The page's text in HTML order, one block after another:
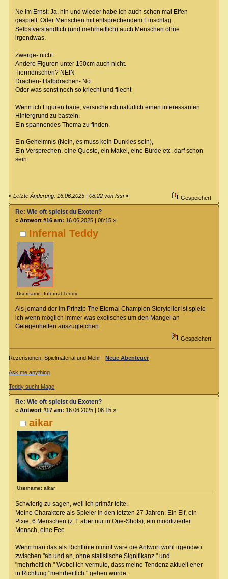
Ne im Ernst: Ja, hin und wieder habe ich auch schon mal Elfen
gespielt. Oder Menschen mit entsprechendem Einschlag.
Selbstverständlich (und mehrheitlich) auch Menschen ohne
irgendwas.
Zwerge- nicht.
Andere Figuren unter 150cm auch nicht.
Tiermenschen? NEIN
Drachen- Halbdrachen- Nö
Oder was sonst noch so kriecht und fliecht
Wenn ich Figuren baue, versuche ich natürlich einen interessanten
Hintergrund zu basteln.
Ein spannendes Thema zu finden.
Ein Geheimnis (Nein, es muss kein Dunkles sein),
Ein Versprechen, eine Queste, ein Makel, eine Bürde etc. darf schon
sein.
«Letzte Änderung: 16.06.2025 | 08:22 von Issi» Gespeichert
Infernal Teddy
Username: Infernal Teddy
Re: Wie oft spielst du Exoten?
« Antwort #16 am: 16.06.2025 | 08:15 »
Als jemand der im Prinzip The EternalChampionStoryteller ist spiele
ich wenn möglich immer was exotisches um den Mangel an
Gelegenheiten auszugleichen
Gespeichert
Rezensionen, Spielmaterial und Mehr -Neue Abenteuer
Ask me anything
Teddy sucht Mage
aikar
Username: aikar
Re: Wie oft spielst du Exoten?
« Antwort #17 am: 16.06.2025 | 08:15 »
Schwierig zu sagen, weil ich primär leite.
Meine Charaktere als Spieler in den letzten 27 Jahren: Ein Elf, ein
Pixie, 6 Menschen (z.T. aber nur in One-Shots), ein modifizierter
Mensch, eine Fee
Wenn man das als Richtlinie nimmt wäre die Antwort wohl irgendwo
zwischen "ab und an, ohne statistische Signifikanz." und
"mehrheitlich." Wobei ich vermute, dass meine Tendenz aktuell eher
in Richtung "mehrheitlich." gehen würde.